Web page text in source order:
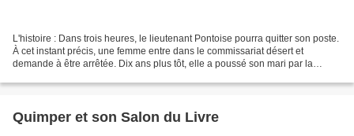
L'histoire : Dans trois heures, le lieutenant Pontoise pourra quitter son poste.
À cet instant précis, une femme entre dans le commissariat désert et
demande à être arrêtée. Dix ans plus tôt, elle a poussé son mari par la
Quimper et son Salon du Livre